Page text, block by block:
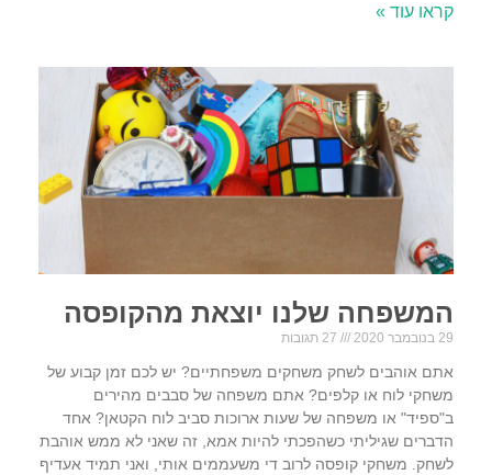
קראו עוד »
המשפחה שלנו יוצאת מהקופסה
29 בנובמבר 2020
אתם אוהבים לשחק משחקים משפחתיים? יש לכם זמן קבוע של
משחקי לוח או קלפים? אתם משפחה של סבבים מהירים
ב"ספיד" או משפחה של שעות ארוכות סביב לוח הקטאן? אחד
הדברים שגיליתי כשהפכתי להיות אמא, זה שאני לא ממש אוהבת
לשחק. משחקי קופסה לרוב די משעממים אותי, ואני תמיד אעדיף